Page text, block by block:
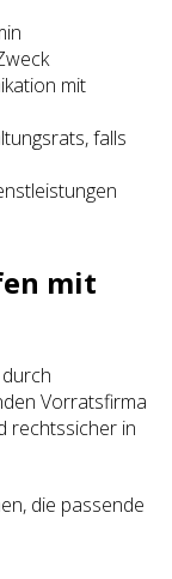
mit
falls
mit
Vorratsfirma
rechtssicher in
die passende